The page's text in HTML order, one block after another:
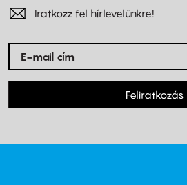
Iratkozz fel hírlevelünkre!
Feliratkozás